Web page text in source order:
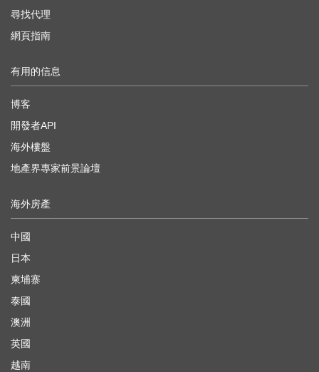
尋找代理
網頁指南
有用的信息
博客
開發者API
海外樓盤
地產界專家前景論壇
海外房產
中國
日本
柬埔寨
泰國
澳洲
英國
越南